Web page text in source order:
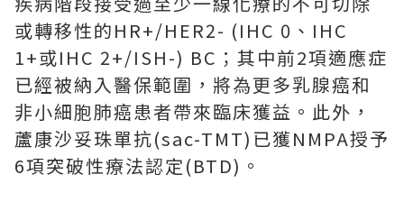
或轉移性的HR+/HER2- (IHC 0、IHC
1+或IHC 2+/ISH-) BC；其中前2項適應症
已經被納入醫保範圍，將為更多乳腺癌和
非小細胞肺癌患者帶來臨床獲益。此外，
蘆康沙妥珠單抗(sac-TMT)已獲NMPA授予
6項突破性療法認定(BTD)。